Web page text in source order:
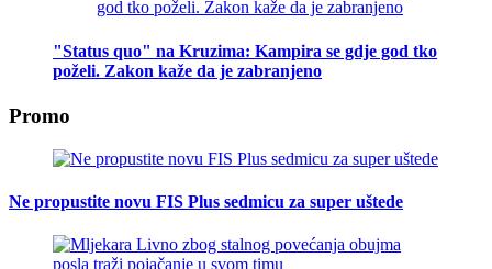
"Status quo" na Kruzima: Kampira se gdje god tko
poželi. Zakon kaže da je zabranjeno
Promo
Ne propustite novu FIS Plus sedmicu za super uštede